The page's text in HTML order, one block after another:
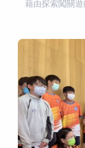
藉由探索闖關